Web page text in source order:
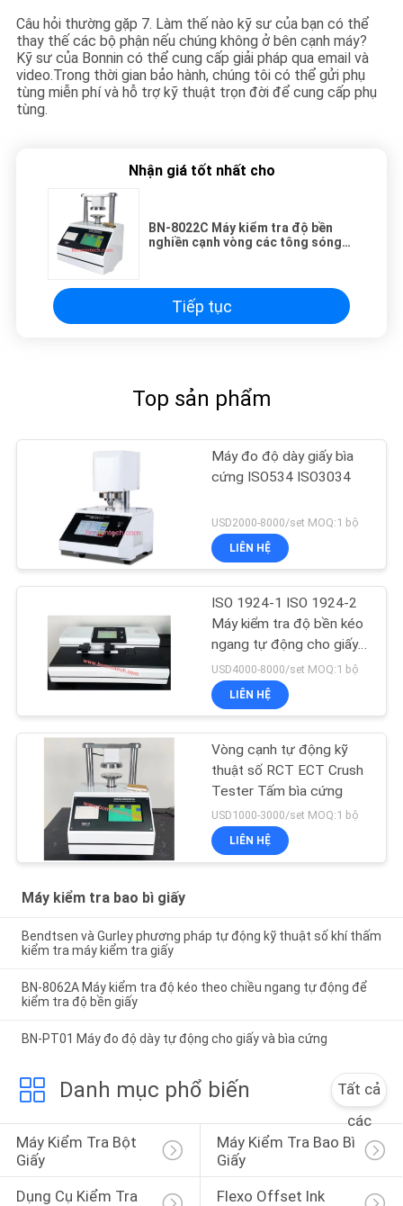
Câu hỏi thường gặp 7. Làm thế nào kỹ sư của bạn có thể
thay thế các bộ phận nếu chúng không ở bên cạnh máy?
Kỹ sư của Bonnin có thể cung cấp giải pháp qua email và
video.Trong thời gian bảo hành, chúng tôi có thể gửi phụ
tùng miễn phí và hỗ trợ kỹ thuật trọn đời để cung cấp phụ
tùng.
Nhận giá tốt nhất cho
BN-8022C Máy kiểm tra độ bền
nghiền cạnh vòng các tông sóng
Tiếp tục
Top sản phẩm
Máy đo độ dày giấy bìa
cứng ISO534 ISO3034
USD2000-8000/set MOQ:1 bộ
LIÊN HỆ
ISO 1924-1 ISO 1924-2
Máy kiểm tra độ bền kéo
ngang tự động cho giấy
Tissue
USD4000-8000/set MOQ:1 bộ
LIÊN HỆ
Vòng cạnh tự động kỹ
thuật số RCT ECT Crush
Tester Tấm bìa cứng
USD1000-3000/set MOQ:1 bộ
LIÊN HỆ
Máy kiểm tra bao bì giấy
Bendtsen và Gurley phương pháp tự động kỹ thuật số khí thấm
kiểm tra máy kiểm tra giấy
BN-8062A Máy kiểm tra độ kéo theo chiều ngang tự động để
kiểm tra độ bền giấy
BN-PT01 Máy đo độ dày tự động cho giấy và bìa cứng
Danh mục phổ biến
Tất cả
các
Máy Kiểm Tra Bột
Giấy
Máy Kiểm Tra Bao Bì
Giấy
Dụng Cụ Kiểm Tra
Flexo Offset Ink